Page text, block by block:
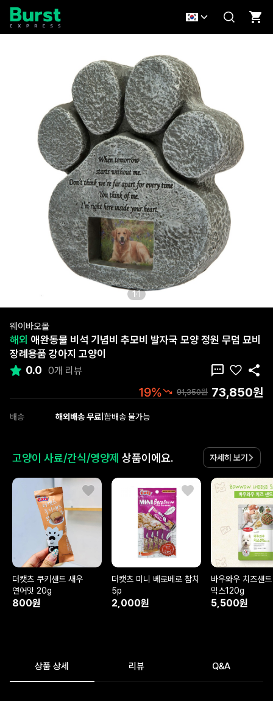
11
웨이바오몰
해외 애완동물 비석 기념비 추모비 발자국 모양 정원 무덤 묘비
장례용품 강아지 고양이
0.0 0개 리뷰
19% 91,350원 73,850원
배송 해외배송 무료 합배송 불가능
고양이 사료/간식/영양제 상품이에요. 자세히 보기
더캣츠 쿠키샌드 새우
연어맛 20g
800원
더캣츠 미니 베로베로 참치
5p
2,000원
바우와우 치즈샌드
믹스120g
5,500원
상품 상세 리뷰 Q&A